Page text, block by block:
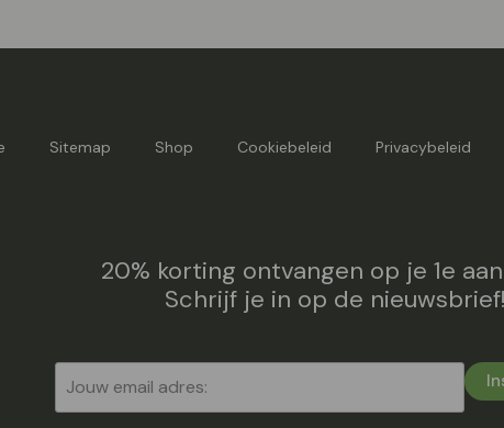
Sitemap Shop Cookiebeleid Privacybeleid
20% korting ontvangen op je 1e
Schrijf je in op de nieuwsbrief!